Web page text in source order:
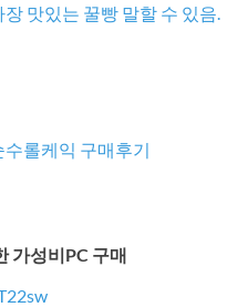
맛있는 꿀빵 말할 수 있음.
롤케익 구매후기
가성비PC 구매